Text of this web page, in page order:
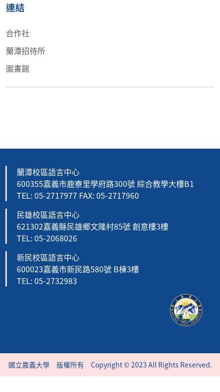
連結
合作社
蘭潭招待所
圖書館
蘭潭校區語言中心
600355嘉義市鹿寮里學府路300號 綜合教學大樓B1
TEL: 05-2717977 FAX: 05-2717960
民雄校區語言中心
621302嘉義縣民雄鄉文隆村85號 創意樓3樓
TEL: 05-2068026
新民校區語言中心
600023嘉義市新民路580號 B棟3樓
TEL: 05-2732983
國立嘉義大學 版權所有 Copyright © 2023 All Rights Reserved.